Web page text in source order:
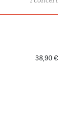
38,90 €